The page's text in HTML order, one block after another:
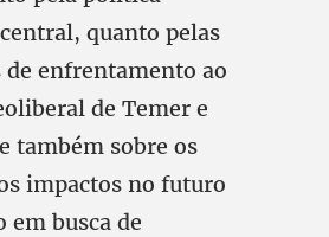
quanto pelas
de enfrentamento ao
de Temer e
também sobre os
impactos no futuro
em busca de